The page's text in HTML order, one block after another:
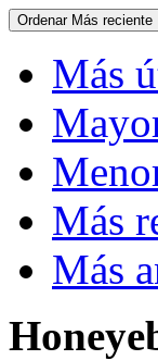
Ordenar Más reciente
Más
Más
Más